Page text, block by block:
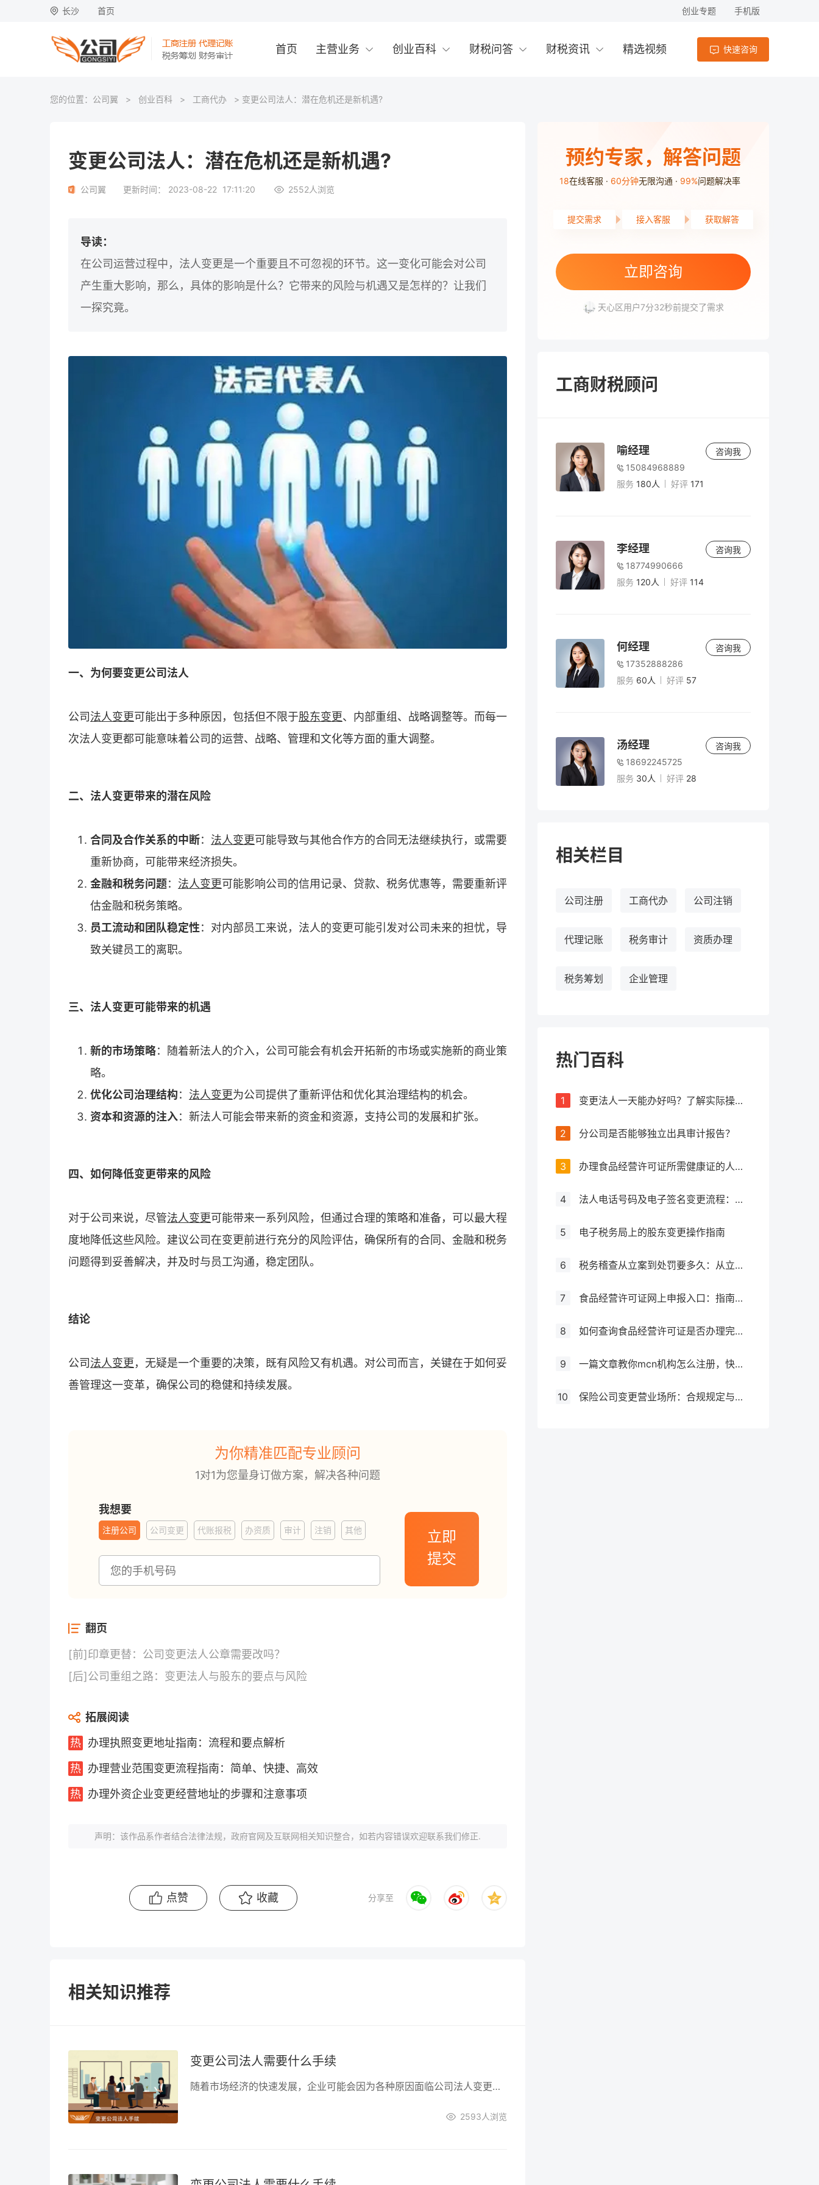
长沙 首页 创业专题 手机版
首页 主营业务 创业百科 财税问答 财税资讯 精选视频 快速咨询
您的位置： 公司翼 > 创业百科 > 工商代办 > 变更公司法人：潜在危机还是新机遇?
变更公司法人：潜在危机还是新机遇?
公司翼 更新时间： 2023-08-22 17:11:20 2552人浏览
导读：
在公司运营过程中，法人变更是一个重要且不可忽视的环节。这一变化可能会对公司
产生重大影响，那么，具体的影响是什么？它带来的风险与机遇又是怎样的？让我们
一探究竟。
一、为何要变更公司法人
公司法人变更可能出于多种原因，包括但不限于股东变更、内部重组、战略调整等。而每一
次法人变更都可能意味着公司的运营、战略、管理和文化等方面的重大调整。
二、法人变更带来的潜在风险
合同及合作关系的中断： 法人变更可能导致与其他合作方的合同无法继续执行，或需要
重新协商，可能带来经济损失。
金融和税务问题： 法人变更可能影响公司的信用记录、贷款、税务优惠等，需要重新评
估金融和税务策略。
员工流动和团队稳定性：对内部员工来说，法人的变更可能引发对公司未来的担忧，导
致关键员工的离职。
三、法人变更可能带来的机遇
新的市场策略：随着新法人的介入，公司可能会有机会开拓新的市场或实施新的商业策
略。
优化公司治理结构： 法人变更为公司提供了重新评估和优化其治理结构的机会。
资本和资源的注入：新法人可能会带来新的资金和资源，支持公司的发展和扩张。
四、如何降低变更带来的风险
对于公司来说，尽管法人变更可能带来一系列风险，但通过合理的策略和准备，可以最大程
度地降低这些风险。建议公司在变更前进行充分的风险评估，确保所有的合同、金融和税务
问题得到妥善解决，并及时与员工沟通，稳定团队。
结论
公司法人变更，无疑是一个重要的决策，既有风险又有机遇。对公司而言，关键在于如何妥
善管理这一变革，确保公司的稳健和持续发展。
为你精准匹配专业顾问
1对1为您量身订做方案，解决各种问题
我想要
注册公司 公司变更 代账报税 办资质 审计 注销 其他
立即
提交
翻页
[前]印章更替：公司变更法人公章需要改吗？
[后]公司重组之路：变更法人与股东的要点与风险
拓展阅读
办理执照变更地址指南：流程和要点解析
办理营业范围变更流程指南：简单、快捷、高效
办理外资企业变更经营地址的步骤和注意事项
声明：该作品系作者结合法律法规，政府官网及互联网相关知识整合，如若内容错误欢迎联系我们修正.
点赞 收藏 分享至
相关知识推荐
变更公司法人需要什么手续
随着市场经济的快速发展，企业可能会因为各种原因面临公司法人变更的需求。公司法人变更是一项严肃的法律程序。本文将为您详细介绍变更公司法人所需的手续，以及如何顺利完成变更过程。
2593 人浏览
预约专家，解答问题
18在线客服 60分钟无限沟通 99%问题解决率
提交需求 接入客服 获取解答
立即咨询
开福区用户7分37秒前提交了需求
芙蓉区用户5分16秒前提交了需求
天心区用户7分32秒前提交了需求
雨花区用户7分51秒前提交了需求
工商财税顾问
喻经理
15084968889
服务 180人 好评 171
咨询我
李经理
18774990666
服务 120人 好评 114
咨询我
何经理
17352888286
服务 60人 好评 57
咨询我
汤经理
18692245725
服务 30人 好评 28
咨询我
相关栏目
公司注册 工商代办 公司注销
代理记账 税务审计 资质办理
税务筹划 企业管理
热门百科
1 变更法人一天能办好吗？了解实际操作所需时间
2 分公司是否能够独立出具审计报告？
3 办理食品经营许可证所需健康证的人数要求解析
4 法人电话号码及电子签名变更流程：详细步骤和注意事项解析
5 电子税务局上的股东变更操作指南
6 税务稽查从立案到处罚要多久：从立案到处罚的全过程
7 食品经营许可证网上申报入口：指南与流程
8 如何查询食品经营许可证是否办理完成？
9 一篇文章教你mcn机构怎么注册，快来get！
10 保险公司变更营业场所：合规规定与操作指南！